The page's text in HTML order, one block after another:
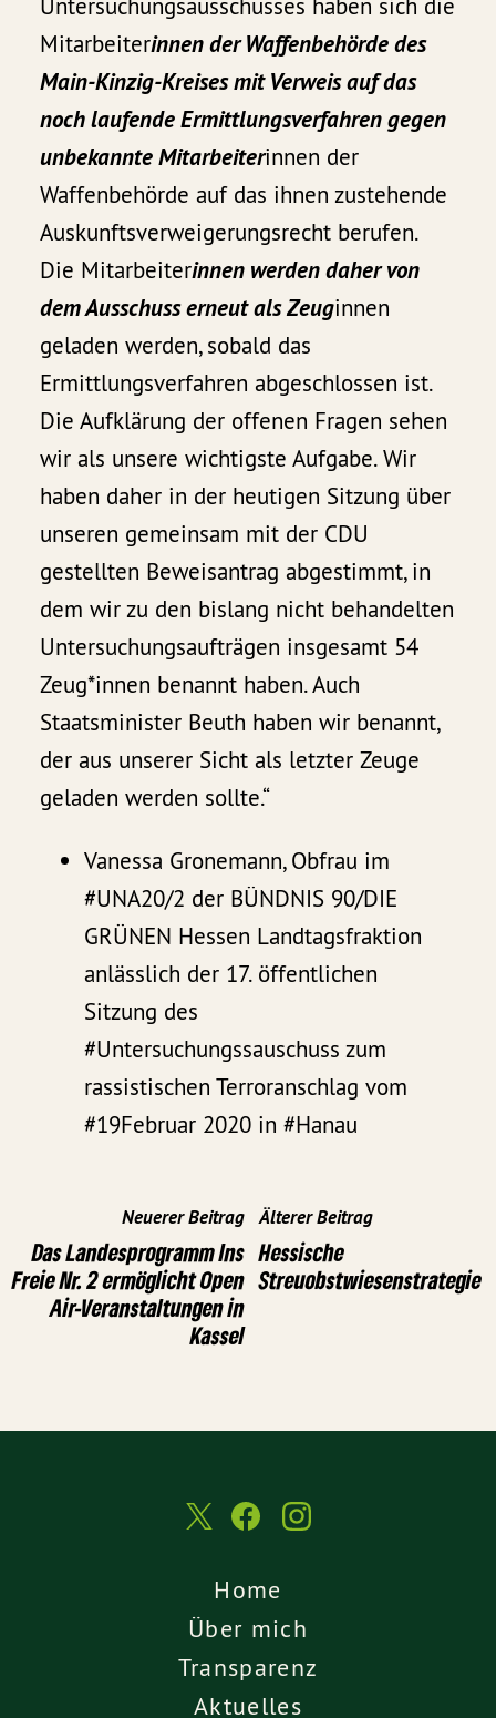
Untersuchungsausschusses haben sich die
Mitarbeiterinnen der Waffenbehörde des
Main-Kinzig-Kreises mit Verweis auf das
noch laufende Ermittlungsverfahren gegen
unbekannte Mitarbeiterinnen der
Waffenbehörde auf das ihnen zustehende
Auskunftsverweigerungsrecht berufen.
Die Mitarbeiterinnen werden daher von
dem Ausschuss erneut als Zeuginnen
geladen werden, sobald das
Ermittlungsverfahren abgeschlossen ist.
Die Aufklärung der offenen Fragen sehen
wir als unsere wichtigste Aufgabe. Wir
haben daher in der heutigen Sitzung über
unseren gemeinsam mit der CDU
gestellten Beweisantrag abgestimmt, in
dem wir zu den bislang nicht behandelten
Untersuchungsaufträgen insgesamt 54
Zeug*innen benannt haben. Auch
Staatsminister Beuth haben wir benannt,
der aus unserer Sicht als letzter Zeuge
geladen werden sollte.“
Vanessa Gronemann, Obfrau im
#UNA20/2 der BÜNDNIS 90/DIE
GRÜNEN Hessen Landtagsfraktion
anlässlich der 17. öffentlichen
Sitzung des
#Untersuchungssauschuss zum
rassistischen Terroranschlag vom
#19Februar 2020 in #Hanau
Neuerer Beitrag
Das Landesprogramm Ins
Freie Nr. 2 ermöglicht Open
Air-Veranstaltungen in
Kassel
Älterer Beitrag
Hessische
Streuobstwiesenstrategie
Home
Über mich
Transparenz
Aktuelles